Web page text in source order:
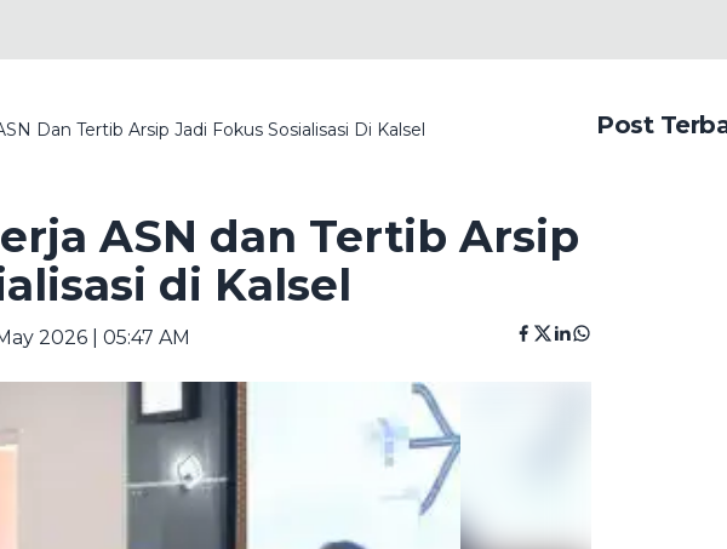
Dan Tertib Arsip Jadi Fokus Sosialisasi Di Kalsel
ASN dan Tertib Arsip
di Kalsel
2026 | 05:47 AM
Post